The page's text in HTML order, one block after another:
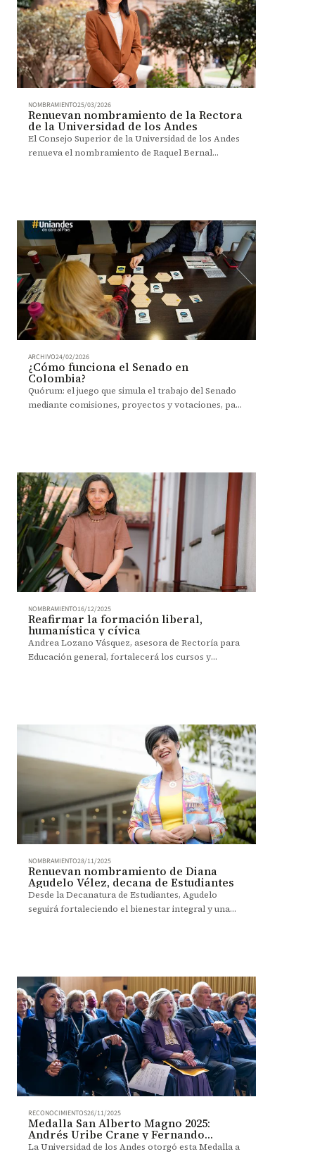
NOMBRAMIENTO25/03/2026
Renuevan nombramiento de la Rectora
de la Universidad de los Andes
El Consejo Superior de la Universidad de los Andes
renueva el nombramiento de Raquel Bernal
ARCHIVO24/02/2026
¿Cómo funciona el Senado en
Colombia?
Quórum: el juego que simula el trabajo del Senado
mediante comisiones, proyectos y votaciones, para
NOMBRAMIENTO16/12/2025
Reafirmar la formación liberal,
humanística y cívica
Andrea Lozano Vásquez, asesora de Rectoría para
Educación general, fortalecerá los cursos y
NOMBRAMIENTO28/11/2025
Renuevan nombramiento de Diana
Agudelo Vélez, decana de Estudiantes
Desde la Decanatura de Estudiantes, Agudelo
seguirá fortaleciendo el bienestar integral y una
RECONOCIMIENTOS26/11/2025
Medalla San Alberto Magno 2025:
Andrés Uribe Crane y Fernando
Restrepo Suárez
La Universidad de los Andes otorgó esta Medalla a